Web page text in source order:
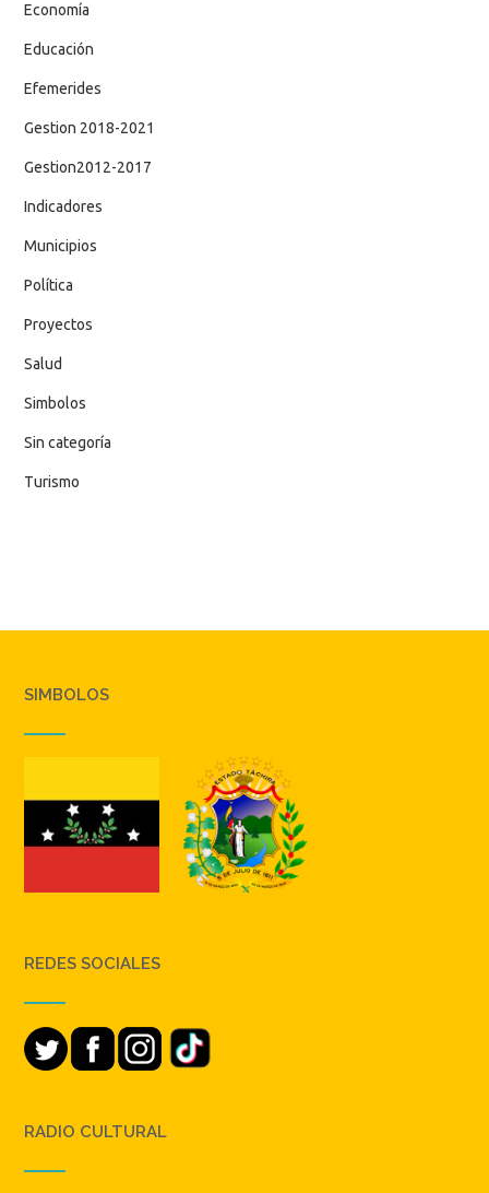
Economía
Educación
Efemerides
Gestion 2018-2021
Gestion2012-2017
Indicadores
Municipios
Política
Proyectos
Salud
Simbolos
Sin categoría
Turismo
SIMBOLOS
REDES SOCIALES
RADIO CULTURAL